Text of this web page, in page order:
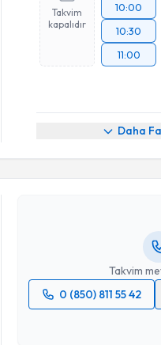
Takvim
kapalıdır
10:00
10:30
11:00
Daha
Takvim
0 (850) 811 55 42
Randevu Takvimi Talebi
Doç. Dr. Serkan Erkuşiçin
Size bu uzmandan randevu